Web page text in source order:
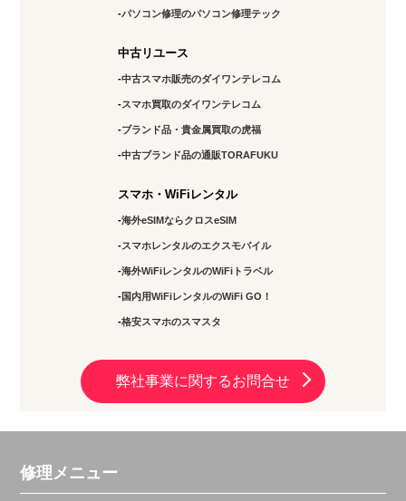
パソコン修理のパソコン修理テック
中古リユース
中古スマホ販売のダイワンテレコム
スマホ買取のダイワンテレコム
ブランド品・貴金属買取の虎福
中古ブランド品の通販TORAFUKU
スマホ・WiFiレンタル
海外eSIMならクロスeSIM
スマホレンタルのエクスモバイル
海外WiFiレンタルのWiFiトラベル
国内用WiFiレンタルのWiFi GO！
格安スマホのスマスタ
弊社事業に関するお問合せ
修理メニュー